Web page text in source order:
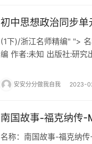
初中思想政治同步
(1下)/浙江名师精编" ">
编 作者:未知 出版社:研究
《初中思想政治同步单元
安安分分做我自我 2023-
南国故事-福克纳传-
名称：南国故事-福克纳